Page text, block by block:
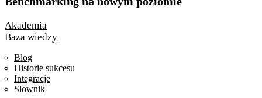
Akademia
Baza wiedzy
Blog
Historie sukcesu
Integracje
Słownik